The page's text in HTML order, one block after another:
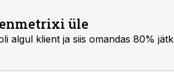
üle
algul klient ja siis omandas 80%